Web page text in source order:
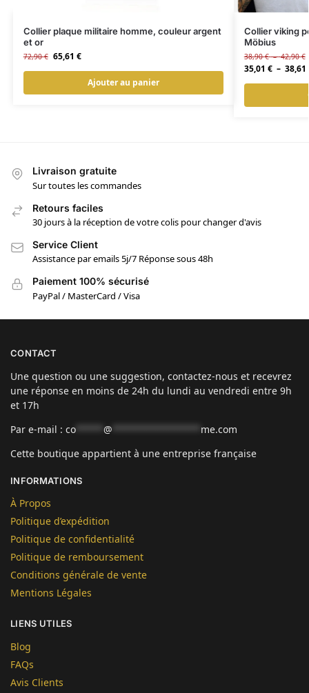
Collier plaque militaire homme, couleur argent
et or
72,90€ 65,61 €
Ajouter au panier
Collier viking
Möbius
38,90€ – 42,90€
35,01 € – 38,61
Livraison gratuite
Sur toutes les commandes
Retours faciles
30 jours à la réception de votre colis pour changer d'avis
Service Client
Assistance par emails 5j/7 Réponse sous 48h
Paiement 100% sécurisé
PayPal / MasterCard / Visa
CONTACT
Une question ou une suggestion, contactez-nous et recevrez
une réponse en moins de 24h du lundi au vendredi entre 9h
et 17h
Par e-mail : co @
me.com
Cette boutique appartient à une entreprise française
INFORMATIONS
À Propos
Politique d’expédition
Politique de confidentialité
Politique de remboursement
Conditions générale de vente
Mentions Légales
LIENS UTILES
Blog
FAQs
Avis Clients